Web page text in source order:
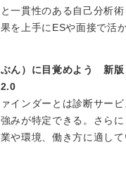
一貫性のある自己分析
を上手にESや面接で活
ん）に目覚めよう 新
インダーとは診断サー
みが特定できる。さら
や環境、働き方に適し